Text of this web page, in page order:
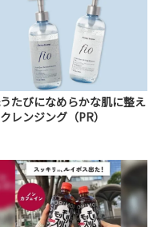
たびになめらかな肌に整え
レンジング（PR）